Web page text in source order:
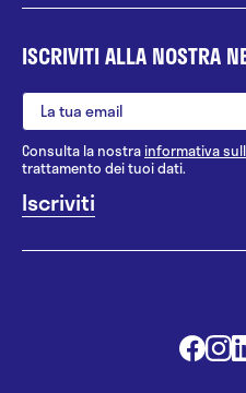
ISCRIVITI ALLA NOSTRA
Consulta la nostrainformativa
trattamento dei tuoi dati.